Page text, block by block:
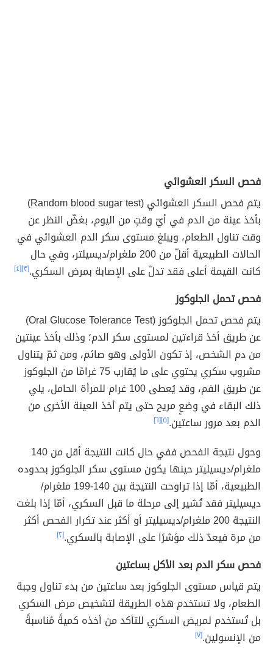
فحص السكر العشوائي
يتم فحص السكر العشوائي (Random blood sugar test)
بأخذ عينة من الدم في أيّ وقتٍ من اليوم، بغضّ النظر عن
وقت تناول الطعام، ويبلغ مستوى سكر الدم العشوائي في
الحالات الطبيعية أقلّ من 200 ملغرام/ديسيلتر، وفي حال
كانت القيمة أعلى فقد تدلّ على الإصابة بمرض السكري.[٣] [٤]
فحص تحمل الجلوكوز
يتم فحص تحمل الجلوكوز (Oral Glucose Tolerance Test)
عن طريق أخذ قراءتين لمستوى سكر الدم؛ وذلك بأخذ عينتين
من دم الشخص، إذ تكون الأولى وهو صائم، ومن ثمّ يتناول
مشروب سكري يحتوي على ما يُقارب 75 غرامًا من الجلوكوز
عن طريق الفم، وقد يُعطى 100 غرام للمرأة الحامل، يلي
ذلك البقاء في وضعٍ مريح حتى يتم أخذ العينة الأخرى من
الدم بعد مرور ساعتين.[٥] [٦]
وحول نتيجة الفحص ففي حال كانت النتيجة أقل من 140
ملغرام/ديسيليتر حينها يكون مستوى سكر الجلوكوز بحدوده
الطبيعية، أمّا إذا تراوحت النتيجة بين 140-199 ملغرام/
ديسيليتر فقد تُشير إلى مرحلة ما قبل السكري، أمّا إذا بلغت
النتيجة 200 ملغرام/ديسيليتر أو أكثر عند تكرار الفحص أكثر
من مرة فيعدّ ذلك مؤشرًا على الإصابة بالسكري.[٢]
فحص سكر الدم بعد الأكل بساعتين
يتم قياس مستوى الجلوكوز بعد ساعتين من بدء تناول وجبة
الطعام، ولا تستخدم هذه الطريقة لتشخيص مرض السكري
بل تُستخدم لمريض السكري للتأكد من أخذه كميةً مُناسبةً
من الإنسولين.[٧]